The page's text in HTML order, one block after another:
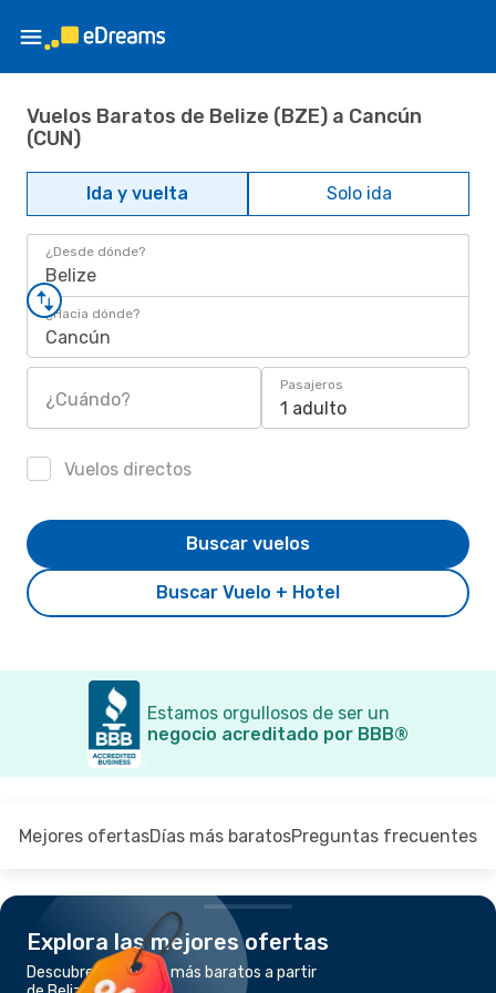
Vuelos Baratos de Belize (BZE) a Cancún
(CUN)
Ida y vuelta Solo ida
¿Desde dónde?
Belize
¿Hacia dónde?
Cancún
¿Cuándo?
Pasajeros
1 adulto
Vuelos directos
Buscar Vuelo + Hotel
Buscar vuelos
Estamos orgullosos de ser un
negocio acreditado por BBB®
Mejores ofertasDías más baratosPreguntas frecuentes
Explora las mejores ofertas
Descubre los vuelos más baratos a partir